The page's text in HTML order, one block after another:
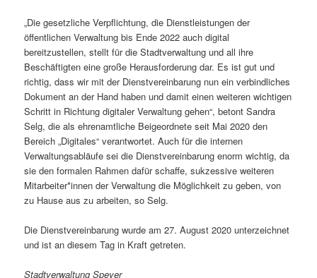
„Die gesetzliche Verpflichtung, die Dienstleistungen der
öffentlichen Verwaltung bis Ende 2022 auch digital
bereitzustellen, stellt für die Stadtverwaltung und all ihre
Beschäftigten eine große Herausforderung dar. Es ist gut und
richtig, dass wir mit der Dienstvereinbarung nun ein verbindliches
Dokument an der Hand haben und damit einen weiteren wichtigen
Schritt in Richtung digitaler Verwaltung gehen“, betont Sandra
Selg, die als ehrenamtliche Beigeordnete seit Mai 2020 den
Bereich „Digitales“ verantwortet. Auch für die internen
Verwaltungsabläufe sei die Dienstvereinbarung enorm wichtig, da
sie den formalen Rahmen dafür schaffe, sukzessive weiteren
Mitarbeiter*innen der Verwaltung die Möglichkeit zu geben, von
zu Hause aus zu arbeiten, so Selg.
Die Dienstvereinbarung wurde am 27. August 2020 unterzeichnet
und ist an diesem Tag in Kraft getreten.
Stadtverwaltung Speyer